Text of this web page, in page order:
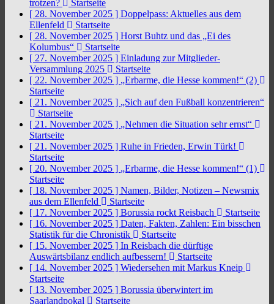
trotzen?
Startseite
[ 28. November 2025 ] Doppelpass: Aktuelles aus dem
Ellenfeld
Startseite
[ 28. November 2025 ] Horst Buhtz und das „Ei des
Kolumbus“
Startseite
[ 27. November 2025 ] Einladung zur Mitglieder-
Versammlung 2025
Startseite
[ 22. November 2025 ] „Erbarme, die Hesse kommen!“ (2)
Startseite
[ 21. November 2025 ] „Sich auf den Fußball konzentrieren“
Startseite
[ 21. November 2025 ] „Nehmen die Situation sehr ernst“
Startseite
[ 21. November 2025 ] Ruhe in Frieden, Erwin Türk!
Startseite
[ 20. November 2025 ] „Erbarme, die Hesse kommen!“ (1)
Startseite
[ 18. November 2025 ] Namen, Bilder, Notizen – Newsmix
aus dem Ellenfeld
Startseite
[ 17. November 2025 ] Borussia rockt Reisbach
Startseite
[ 16. November 2025 ] Daten, Fakten, Zahlen: Ein bisschen
Statistik für die Chronistik
Startseite
[ 15. November 2025 ] In Reisbach die dürftige
Auswärtsbilanz endlich aufbessern!
Startseite
[ 14. November 2025 ] Wiedersehen mit Markus Kneip
Startseite
[ 13. November 2025 ] Borussia überwintert im
Saarlandpokal
Startseite